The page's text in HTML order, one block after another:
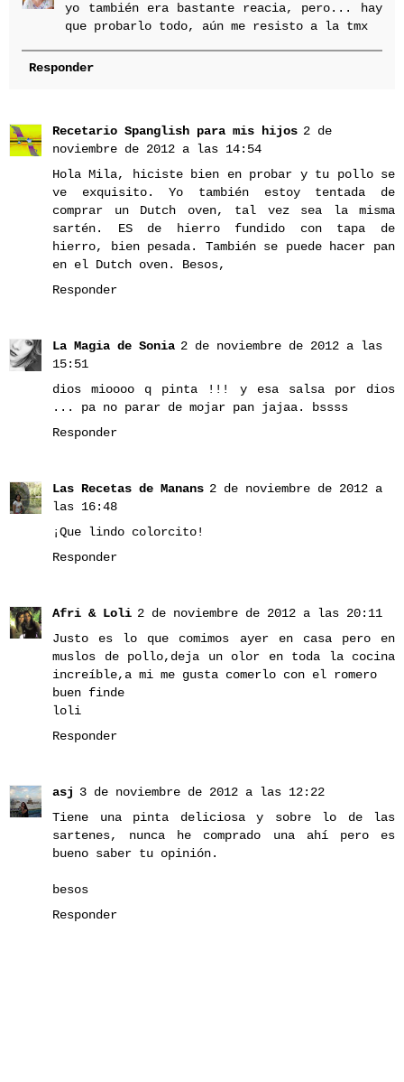
yo también era bastante reacia, pero... hay
que probarlo todo, aún me resisto a la tmx
Responder
Recetario Spanglish para mis hijos 2 de
noviembre de 2012 a las 14:54
Hola Mila, hiciste bien en probar y tu pollo se
ve exquisito. Yo también estoy tentada de
comprar un Dutch oven, tal vez sea la misma
sartén. ES de hierro fundido con tapa de
hierro, bien pesada. También se puede hacer pan
en el Dutch oven. Besos,
Responder
La Magia de Sonia 2 de noviembre de 2012 a las
15:51
dios mioooo q pinta !!! y esa salsa por dios
... pa no parar de mojar pan jajaa. bssss
Responder
Las Recetas de Manans 2 de noviembre de 2012 a
las 16:48
¡Que lindo colorcito!
Responder
Afri & Loli 2 de noviembre de 2012 a las 20:11
Justo es lo que comimos ayer en casa pero en
muslos de pollo,deja un olor en toda la cocina
increíble,a mi me gusta comerlo con el romero
buen finde
loli
Responder
asj 3 de noviembre de 2012 a las 12:22
Tiene una pinta deliciosa y sobre lo de las
sartenes, nunca he comprado una ahí pero es
bueno saber tu opinión.
besos
Responder